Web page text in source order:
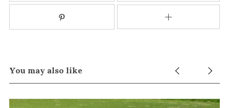
You may also like